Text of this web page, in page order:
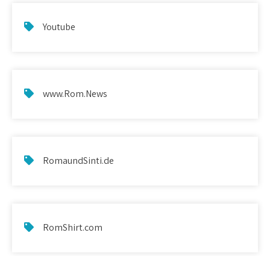
Youtube
www.Rom.News
RomaundSinti.de
RomShirt.com